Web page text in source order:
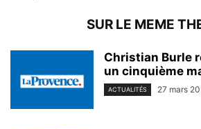
SUR LE MEME
Christian Burle
un cinquième
ACTUALITÉS 27 mars